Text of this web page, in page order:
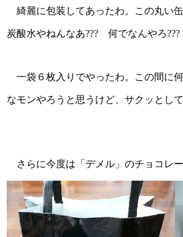
綺麗に包装してあったわ。この丸い
炭酸水やねんなあ??? 何でなんやろ
一袋６枚入りでやったわ。この間に
なモンやろうと思うけど、サクッとし
さらに今度は「デメル」のチョコレー